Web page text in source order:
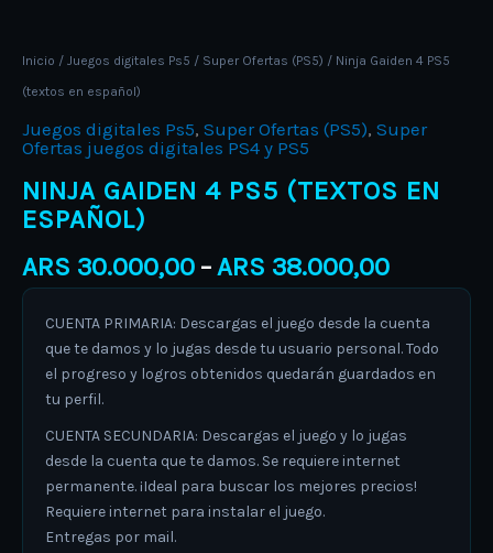
Inicio / Juegos digitales Ps5 / Super Ofertas (PS5) / Ninja Gaiden 4 PS5
(textos en español)
Juegos digitales Ps5, Super Ofertas (PS5), Super
Ofertas juegos digitales PS4 y PS5
NINJA GAIDEN 4 PS5 (TEXTOS EN
ESPAÑOL)
ARS 30.000,00 –ARS 38.000,00
CUENTA PRIMARIA: Descargas el juego desde la cuenta
que te damos y lo jugas desde tu usuario personal. Todo
el progreso y logros obtenidos quedarán guardados en
tu perfil.
CUENTA SECUNDARIA: Descargas el juego y lo jugas
desde la cuenta que te damos. Se requiere internet
permanente. ¡Ideal para buscar los mejores precios!
Requiere internet para instalar el juego.
Entregas por mail.